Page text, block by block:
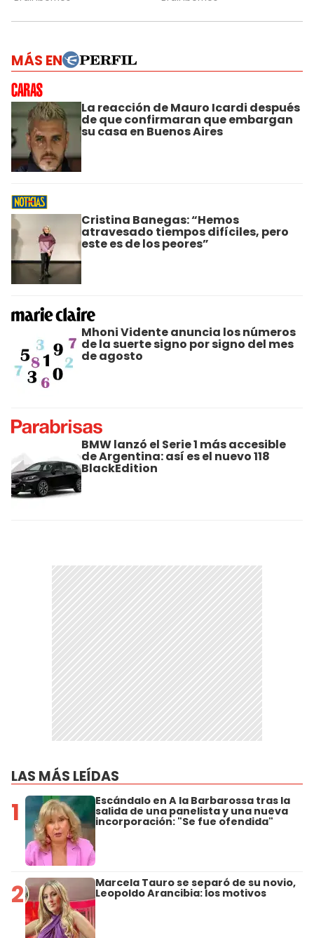
MÁS EN
La reacción de Mauro Icardi después
de que confirmaran que embargan
su casa en Buenos Aires
Cristina Banegas: “Hemos
atravesado tiempos difíciles, pero
este es de los peores”
Mhoni Vidente anuncia los números
de la suerte signo por signo del mes
de agosto
BMW lanzó el Serie 1 más accesible
de Argentina: así es el nuevo 118
BlackEdition
LAS MÁS LEÍDAS
1 Escándalo en A la Barbarossa tras la
salida de una panelista y una nueva
incorporación: "Se fue ofendida"
2 Marcela Tauro se separó de su novio,
Leopoldo Arancibia: los motivos